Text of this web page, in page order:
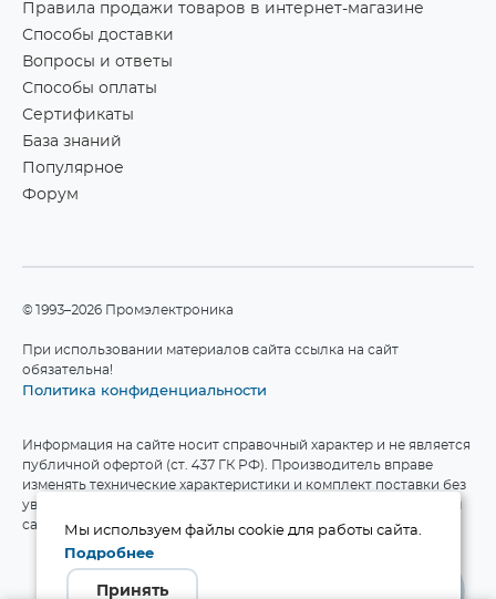
Правила продажи товаров в интернет-магазине
Способы доставки
Вопросы и ответы
Способы оплаты
Сертификаты
База знаний
Популярное
Форум
©1993–2026 Промэлектроника
При использовании материалов сайта ссылка на сайт
обязательна!
Политика конфиденциальности
Информация на сайте носит справочный характер и не является
публичной офертой (ст. 437 ГК РФ). Производитель вправе
изменять технические характеристики и комплект поставки без
уведомления. Актуальные данные приведены на официальном
сайте производителя.
Мы используем файлы cookie для работы сайта.
Подробнее
Принять